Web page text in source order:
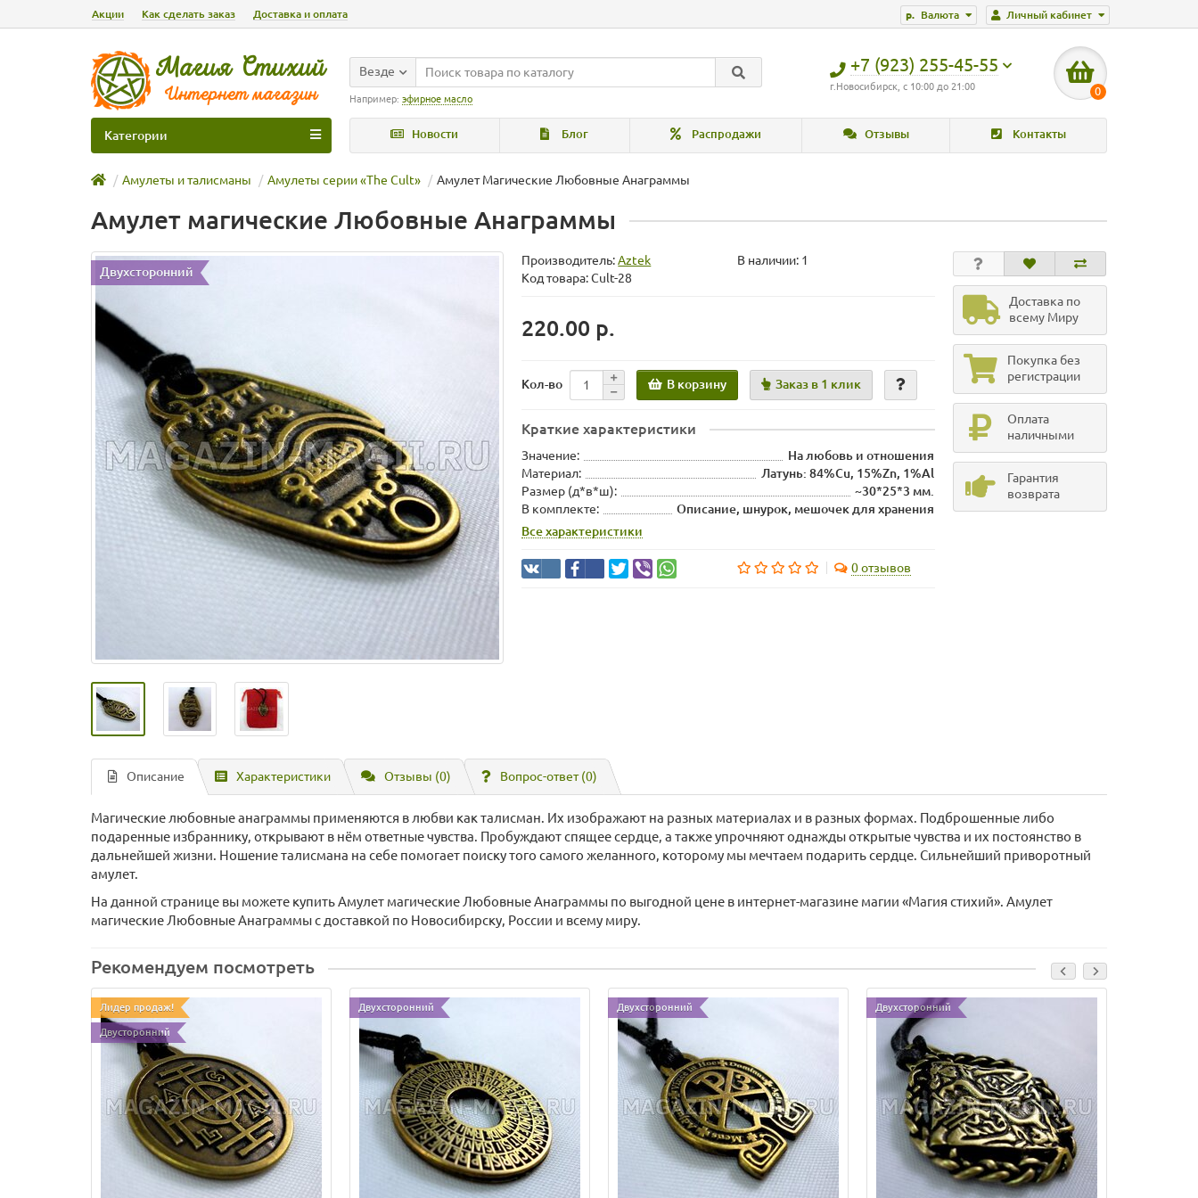
Личный кабинет
р. Валюта
Акции Как сделать заказ Доставка и оплата
+7 (923) 255-45-55
г.Новосибирск, с 10:00 до 21:00 0
Везде
Например: эфирное масло
Новости Блог Распродажи Отзывы Контакты
Категории
Амулеты и талисманы Амулеты серии «The Cult» Амулет Магические Любовные Анаграммы
Амулет магические Любовные Анаграммы
Двухсторонний
Производитель:Aztek
В наличии: 1
Код товара: Cult-28
220.00 р.
Кол-во В корзину Заказ в 1 клик
Краткие характеристики
Значение:
На любовь и отношения
Материал:
Латунь: 84%Cu, 15%Zn, 1%Al
Размер (д*в*ш):
~30*25*3 мм.
В комплекте:
Описание, шнурок, мешочек для хранения
Все характеристики
0 отзывов
Доставка по
всему Миру
Покупка без
регистрации
Оплата
наличными
Гарантия
возврата
Описание Характеристики Отзывы (0) Вопрос-ответ(0)
Магические любовные анаграммы применяются в любви как талисман. Их изображают на разных материалах и в разных формах. Подброшенные либо
подаренные избраннику, открывают в нём ответные чувства. Пробуждают спящее сердце, а также упрочняют однажды открытые чувства и их постоянство в
дальнейшей жизни. Ношение талисмана на себе помогает поиску того самого желанного, которому мы мечтаем подарить сердце. Сильнейший приворотный
амулет.
На данной странице вы можете купить Амулет магические Любовные Анаграммы по выгодной цене в интернет-магазине магии «Магия стихий». Амулет
магические Любовные Анаграммы с доставкой по Новосибирску, России и всему миру.
Рекомендуем посмотреть
Лидер продаж!
Двусторонний
Двухсторонний Двухсторонний Двухсторонний